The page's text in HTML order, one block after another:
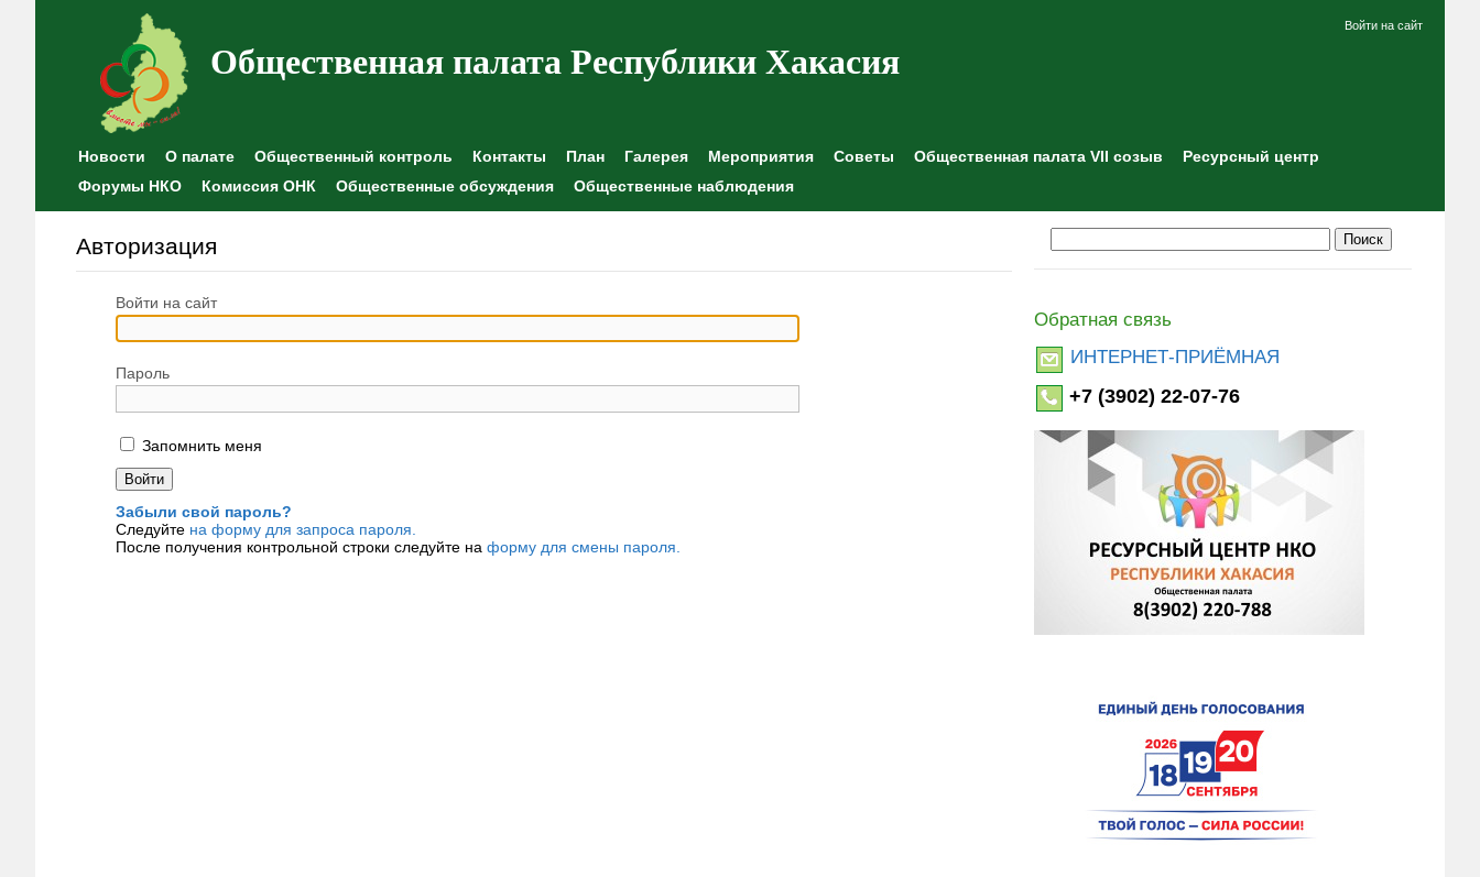
Общественная палата Республики Хакасия
Войти на сайт
Новости О палате Общественный контроль Контакты План Галерея Мероприятия Советы Общественная палата VII созыв
Ресурсный центр
Форумы НКО
Комиссия ОНК Общественные обсуждения Общественные наблюдения
Авторизация
Войти на сайт
Пароль
Запомнить меня
Забыли свой пароль?
Следуйте на форму для запроса пароля.
После получения контрольной строки следуйте на форму для смены пароля.
Обратная связь
ИНТЕРНЕТ-ПРИЁМНАЯ
+7 (3902) 22-07-76